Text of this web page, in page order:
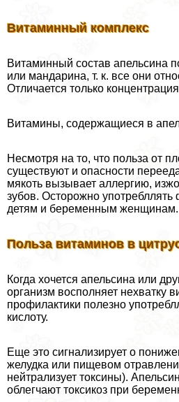
Витаминный комплекс
Витаминный состав апельсина
или мaндарина, т. к. все они
Отличается только
Витамины, содержащиеся в
Несмотря на то, что польза от
существуют и опасности
мякоть вызывает аллергию,
зубов. Осторожно
детям и беременным женщинам.
Польза витаминов в
Когда хочется апельсина или
организм восполняет нехватку
профилактики полезно
кислоту.
Еще это сигнализирует о
желудка или пищевом
нейтрализует токсины).
облегчают токсикоз при